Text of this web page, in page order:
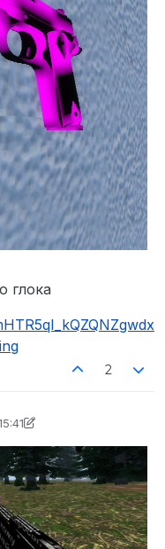
глока
2
РАСХОД ПАЦАНЫ